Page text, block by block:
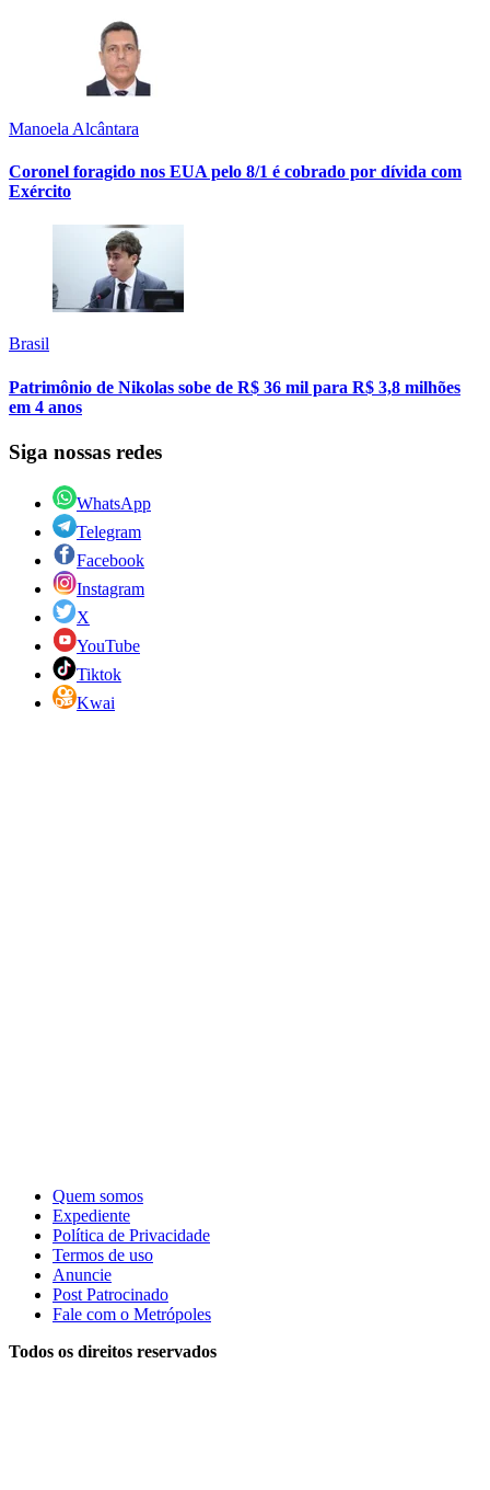
Manoela Alcântara
Coronel foragido nos EUA pelo 8/1 é cobrado por dívida com
Exército
Brasil
Patrimônio de Nikolas sobe de R$ 36 mil para R$ 3,8 milhões
em 4 anos
Siga nossas redes
WhatsApp
Telegram
Facebook
Instagram
X
YouTube
Tiktok
Kwai
Quem somos
Expediente
Política de Privacidade
Termos de uso
Anuncie
Post Patrocinado
Fale com o Metrópoles
Todos os direitos reservados